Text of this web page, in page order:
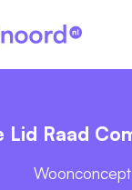
Lid Raad
Woonconcept